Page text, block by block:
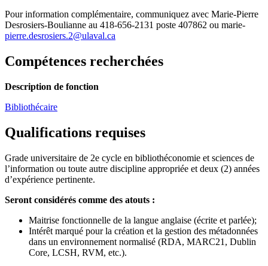
Pour information complémentaire, communiquez avec Marie-Pierre
Desrosiers-Boulianne au 418-656-2131 poste 407862 ou marie-
pierre.desrosiers.2@ulaval.ca
Compétences recherchées
Description de fonction
Bibliothécaire
Qualifications requises
Grade universitaire de 2e cycle en bibliothéconomie et sciences de
l’information ou toute autre discipline appropriée et deux (2) années
d’expérience pertinente.
Seront considérés comme des atouts :
Maitrise fonctionnelle de la langue anglaise (écrite et parlée);
Intérêt marqué pour la création et la gestion des métadonnées
dans un environnement normalisé (RDA, MARC21, Dublin
Core, LCSH, RVM, etc.).